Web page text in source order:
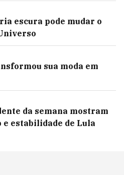
escura pode mudar o
sua moda em
da semana mostram
estabilidade de Lula